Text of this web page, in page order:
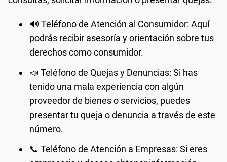
🔊 Teléfono de Atención al Consumidor: Aquí
podrás recibir asesoría y orientación sobre tus
derechos como consumidor.
📣 Teléfono de Quejas y Denuncias: Si has
tenido una mala experiencia con algún
proveedor de bienes o servicios, puedes
presentar tu queja o denuncia a través de este
número.
📞 Teléfono de Atención a Empresas: Si eres